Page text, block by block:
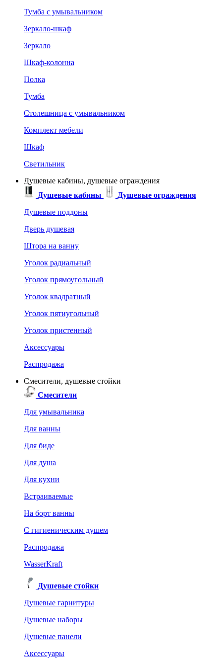
Тумба с умывальником
Зеркало-шкаф
Зеркало
Шкаф-колонна
Полка
Тумба
Столешница с умывальником
Комплект мебели
Шкаф
Светильник
Душевые кабины, душевые ограждения
Душевые кабины
Душевые ограждения
Душевые поддоны
Дверь душевая
Штора на ванну
Уголок радиальный
Уголок прямоугольный
Уголок квадратный
Уголок пятиугольный
Уголок пристенный
Аксессуары
Распродажа
Смесители, душевые стойки
Смесители
Для умывальника
Для ванны
Для биде
Для душа
Для кухни
Встраиваемые
На борт ванны
C гигиеническим душем
Распродажа
WasserKraft
Душевые стойки
Душевые гарнитуры
Душевые наборы
Душевые панели
Аксессуары